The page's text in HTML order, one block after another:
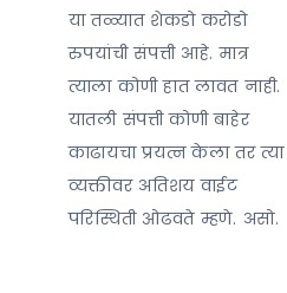
या तळ्यात शेकडो करोडो
रुपयांची संपत्ती आहे. मात्र
त्याला कोणी हात लावत नाही.
यातली संपत्ती कोणी बाहेर
काढायचा प्रयत्न केला तर त्या
व्यक्तीवर अतिशय वाईट
परिस्थिती ओढवते म्हणे. असो.